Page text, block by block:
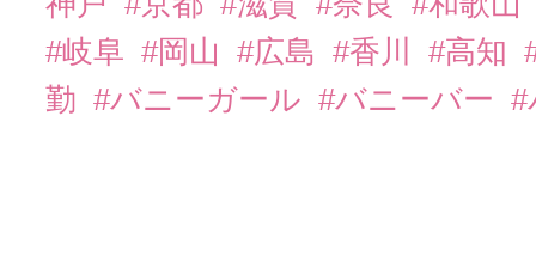
#岐阜 #岡山 #広島 #香川 #高知
勤 #バニーガール #バニーバー #